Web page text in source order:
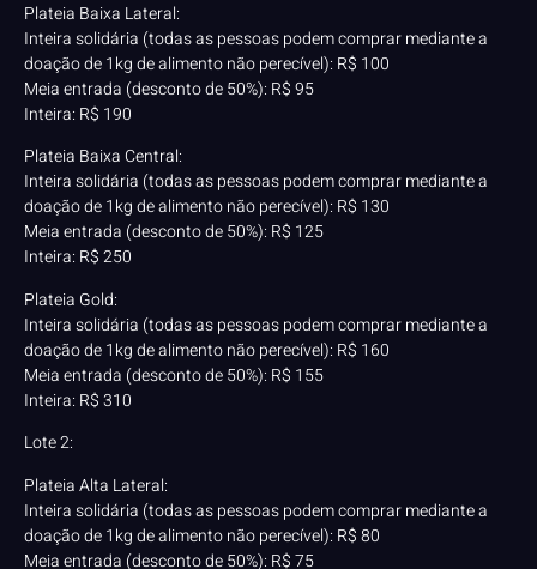
Plateia Baixa Lateral:
Inteira solidária (todas as pessoas podem comprar mediante a
doação de 1kg de alimento não perecível): R$ 100
Meia entrada (desconto de 50%): R$ 95
Inteira: R$ 190
Plateia Baixa Central:
Inteira solidária (todas as pessoas podem comprar mediante a
doação de 1kg de alimento não perecível): R$ 130
Meia entrada (desconto de 50%): R$ 125
Inteira: R$ 250
Plateia Gold:
Inteira solidária (todas as pessoas podem comprar mediante a
doação de 1kg de alimento não perecível): R$ 160
Meia entrada (desconto de 50%): R$ 155
Inteira: R$ 310
Lote 2:
Plateia Alta Lateral:
Inteira solidária (todas as pessoas podem comprar mediante a
doação de 1kg de alimento não perecível): R$ 80
Meia entrada (desconto de 50%): R$ 75